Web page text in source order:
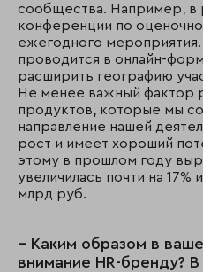
сообщества. Например, в
конференции по
ежегодного
проводится в онлайн-
расширить географию
Не менее важный фактор
продуктов, которые мы
направление нашей
рост и имеет хороший
этому в прошлом году
увеличилась почти на 17%
млрд руб.
– Каким образом в
внимание HR-бренду?